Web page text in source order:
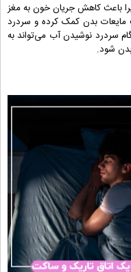
باعث کاهش جریان خون به مغز
بدن کمک کرده و سردرد
سردرد نوشیدن آب می‌تواند به
شود.